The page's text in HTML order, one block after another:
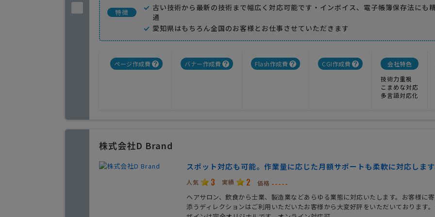
特徴
古い技術から最新の技術まで幅広く対応可能です・インボイス、電子帳簿保存法にも
通
愛知県はもちろん全国のお客様とお仕事させていただきます
ページ作成費 バナー作成費 Flash作成費 CGI作成費
会社特色
技術力重視
こまめな対応
多言語対応化
株式会社D Brand
スポット対応も可能。作業量に応じた月額サポートも柔軟に対応します
人気 3 実績 2 価格 -----
ヘアサロン、飲食から士業、製造業などあらゆる業態に対応いたします。お客様に寄
添うディレクションはご利用いただいたお客様から大変好評をいただいております